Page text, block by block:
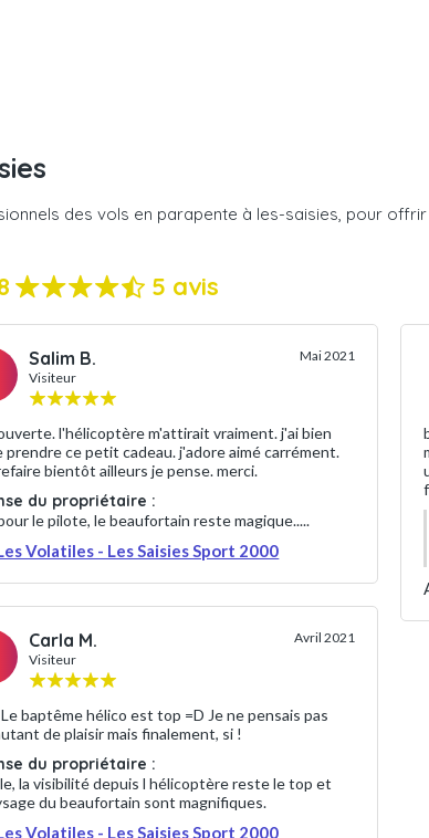
des vols en parapente à les-saisies, pour
5 avis
Salim B.
Visiteur
Mai 2021
l'hélicoptère m'attirait vraiment. j'ai bien
prendre ce petit cadeau. j'adore aimé carrément.
je vais le refaire bientôt ailleurs je pense. merci.
du propriétaire :
le pilote, le beaufortain reste magique.....
Volatiles - Les Saisies Sport 2000
Carla M.
Visiteur
Avril 2021
baptême hélico est top =D Je ne pensais pas
de plaisir mais finalement, si !
du propriétaire :
la visibilité depuis l hélicoptère reste le top et
du beaufortain sont magnifiques.
Volatiles - Les Saisies Sport 2000